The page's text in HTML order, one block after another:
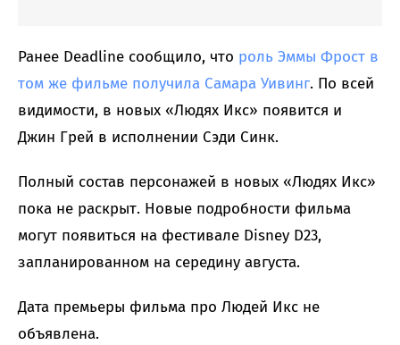
Ранее Deadline сообщило, что роль Эммы Фрост в
том же фильме получила Самара Уивинг. По всей
видимости, в новых «Людях Икс» появится и
Джин Грей в исполнении Сэди Синк.
Полный состав персонажей в новых «Людях Икс»
пока не раскрыт. Новые подробности фильма
могут появиться на фестивале Disney D23,
запланированном на середину августа.
Дата премьеры фильма про Людей Икс не
объявлена.